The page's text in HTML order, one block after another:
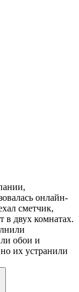
онлайн-
сметчик,
в двух комнатах.
обои и
их устранили